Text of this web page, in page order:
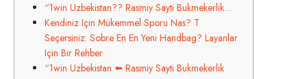
“1win Uzbekistan?? Rasmiy Sayti Bukmekerlik…
Kendiniz Için Mükemmel Sporu Nas? T
Seçersiniz: Sobre En En Yeni Handbag? Layanlar
Için Bir Rehber
“1win Uzbekistan ⬅️ Rasmiy Sayti Bukmekerlik